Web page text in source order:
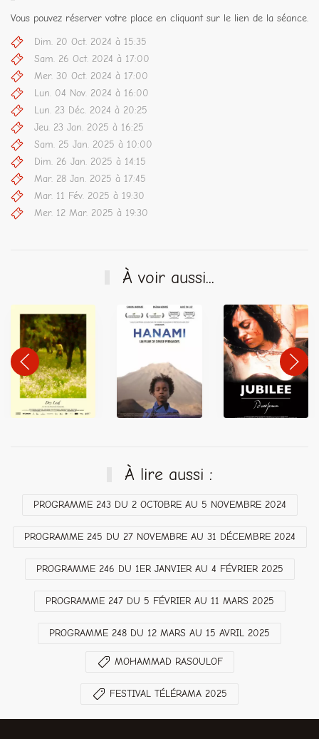
Vous pouvez réserver votre place en cliquant sur le lien de la séance.
Dim. 20 Oct. 2024 à 15:35
Sam. 26 Oct. 2024 à 17:00
Mer. 30 Oct. 2024 à 17:00
Lun. 04 Nov. 2024 à 16:00
Lun. 23 Déc. 2024 à 20:25
Jeu. 23 Jan. 2025 à 16:25
Sam. 25 Jan. 2025 à 10:00
Dim. 26 Jan. 2025 à 14:15
Mar. 28 Jan. 2025 à 17:45
Mar. 11 Fév. 2025 à 19:30
Mer. 12 Mar. 2025 à 19:30
À voir aussi...
À lire aussi :
PROGRAMME 243 DU 2 OCTOBRE AU 5 NOVEMBRE 2024
PROGRAMME 245 DU 27 NOVEMBRE AU 31 DÉCEMBRE 2024
PROGRAMME 246 DU 1ER JANVIER AU 4 FÉVRIER 2025
PROGRAMME 247 DU 5 FÉVRIER AU 11 MARS 2025
PROGRAMME 248 DU 12 MARS AU 15 AVRIL 2025
MOHAMMAD RASOULOF
FESTIVAL TÉLÉRAMA 2025